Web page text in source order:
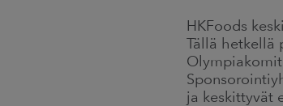
HKFoods
Tällä hetkellä
ja keskittyvät